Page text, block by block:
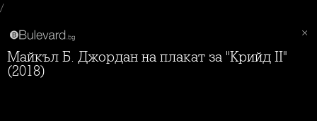
/
Майкъл Б. Джордан на плакат за "Крийд II"
(2018)